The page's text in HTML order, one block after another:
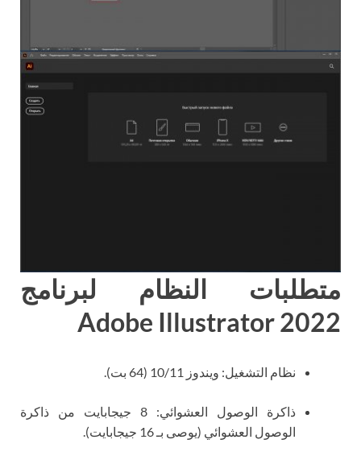
متطلبات النظام لبرنامج
Adobe Illustrator 2022
نظام التشغيل: ويندوز 10/11 (64 بت).
ذاكرة الوصول العشوائي: 8 جيجابايت من ذاكرة
الوصول العشوائي (يوصى بـ 16 جيجابايت).